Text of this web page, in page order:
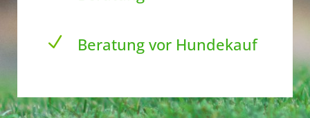
N Beratung vor Hundekauf